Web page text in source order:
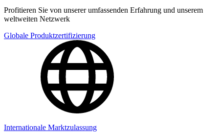
Profitieren Sie von unserer umfassenden Erfahrung und unserem
weltweiten Netzwerk
Globale Produktzertifizierung
Internationale Marktzulassung